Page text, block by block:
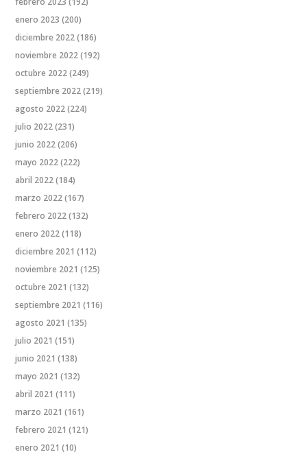
enero 2023 (200)
diciembre 2022(186)
noviembre 2022(192)
octubre 2022(249)
septiembre 2022(219)
agosto 2022(224)
julio 2022(231)
junio 2022(206)
mayo 2022(222)
abril 2022(184)
marzo 2022(167)
febrero 2022(132)
enero 2022(118)
diciembre 2021 (112)
noviembre 2021 (125)
octubre 2021 (132)
septiembre 2021 (116)
agosto 2021 (135)
julio 2021 (151)
junio 2021 (138)
mayo 2021 (132)
abril 2021 (111)
marzo 2021 (161)
febrero 2021 (121)
enero 2021 (10)